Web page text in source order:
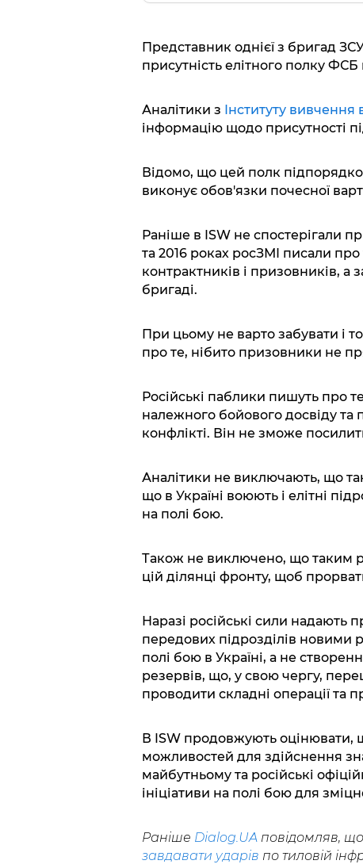
Представник однієї з бригад
присутність елітного полку ФСБ
Аналітики з Інституту вивчення
інформацію щодо присутності
Відомо, що цей полк
виконує обов'язки почесної
Раніше в ISW не спостерігали
та 2016 роках росЗМІ писали
контрактників і призовників, а
бригаді.
При цьому не варто забувати і
про те, нібито призовники не
Російські паблики пишуть про
належного бойового досвіду та
конфлікті. Він не зможе
Аналітики не виключають, що
що в Україні воюють і елітні
на полі бою.
Також не виключено, що таким
цій ділянці фронту, щоб
Наразі російські сили
передових підрозділів новими
полі бою в Україні, а не
резервів, що, у свою чергу,
проводити складні операції та
В ISW продовжують оцінювати,
можливостей для здійснення
майбутньому та російські
ініціативи на полі бою для
Раніше Dialog.UA повідомляв,
завдавати ударів по тиловій